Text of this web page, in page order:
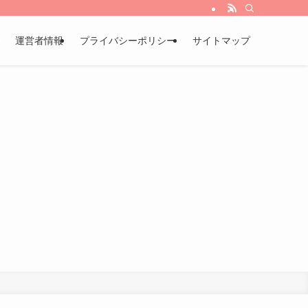
運営者情報 プライバシーポリシー サイトマップ